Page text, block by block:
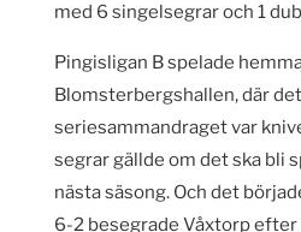
med 6 singelsegrar och 1
Pingisligan B spelade
Blomsterbergshallen, där
seriesammandraget var
segrar gällde om det ska bli
nästa säsong. Och det
6-2 besegrade Våxtorp